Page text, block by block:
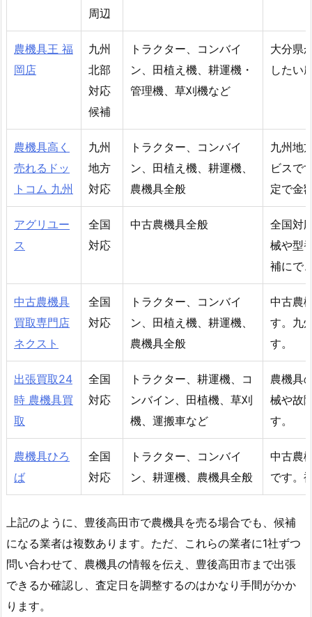
周辺
農機具王 福
岡店
九州
北部
対応
候補
トラクター、コンバイ
ン、田植え機、耕運機・
管理機、草刈機など
大分県
したい
農機具高く
売れるドッ
トコム 九州
九州
地方
対応
トラクター、コンバイ
ン、田植え機、耕運機、
農機具全般
九州地
ビスで
定で金
アグリユー
ス
全国
対応
中古農機具全般
全国対
械や型
補にで
中古農機具
買取専門店
ネクスト
全国
対応
トラクター、コンバイ
ン、田植え機、耕運機、
農機具全般
中古農
す。九
す。
出張買取24
時 農機具買
取
全国
対応
トラクター、耕運機、コ
ンバイン、田植機、草刈
機、運搬車など
農機具
械や故
す。
農機具ひろ
ば
全国
対応
トラクター、コンバイ
ン、耕運機、農機具全般
中古農
です。
上記のように、豊後高田市で農機具を売る場合でも、候補
になる業者は複数あります。ただ、これらの業者に1社ずつ
問い合わせて、農機具の情報を伝え、豊後高田市まで出張
できるか確認し、査定日を調整するのはかなり手間がかか
ります。